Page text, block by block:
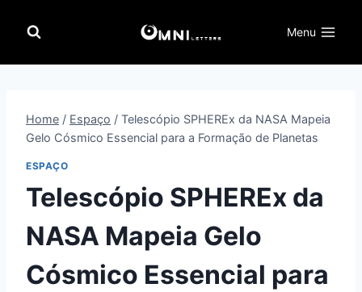
para
Menu
Home / Espaço / Telescópio SPHEREx da NASA Mapeia
Gelo Cósmico Essencial para a Formação de Planetas
ESPAÇO
Telescópio SPHEREx da
NASA Mapeia Gelo
Cósmico Essencial para